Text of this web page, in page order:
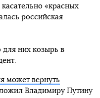
«красных
российская
для них козырь в
может вернуть
Владимиру Путину